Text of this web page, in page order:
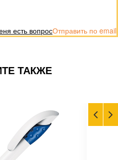
Отправить по email
есть вопрос
ТАКЖЕ